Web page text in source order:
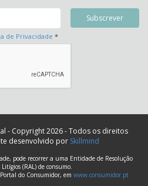
de Privacidade *
- Copyright 2026 - Todos os direitos
desenvolvido por Skillmind
pode recorrer a uma Entidade de Resolução
(RAL) de consumo.
do Consumidor, em www.consumidor.pt